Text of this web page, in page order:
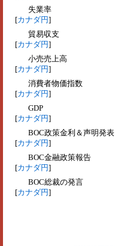
失業率
[カナダ円]
貿易収支
[カナダ円]
小売売上高
[カナダ円]
消費者物価指数
[カナダ円]
GDP
[カナダ円]
BOC政策金利＆声明発表
[カナダ円]
BOC金融政策報告
[カナダ円]
BOC総裁の発言
[カナダ円]